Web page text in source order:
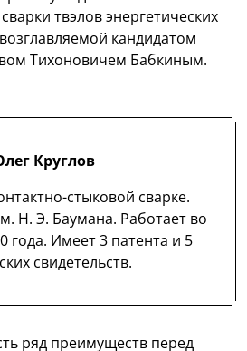
твэлов энергетических
кандидатом
Тихоновичем Бабкиным.
Круглов
стыковой сварке.
Н. Э. Баумана. Работает во
Имеет 3 патента и 5
свидетельств.
ряд преимуществ перед